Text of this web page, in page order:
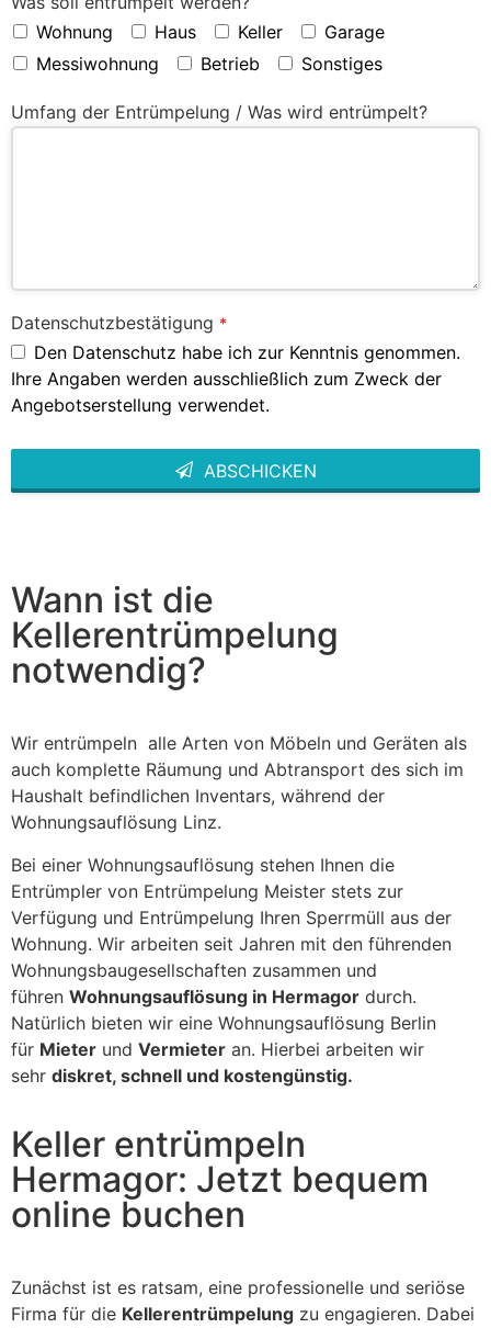
Wohnung
Haus Keller
Garage
Messiwohnung
Betrieb Sonstiges
Umfang der Entrümpelung / Was wird entrümpelt?
Datenschutzbestätigung *
Den Datenschutz habe ich zur Kenntnis genommen.
Ihre Angaben werden ausschließlich zum Zweck der
Angebotserstellung verwendet.
ABSCHICKEN
blank
Wann ist die
Kellerentrümpelung
notwendig?
Wir entrümpeln alle Arten von Möbeln und Geräten als
auch komplette Räumung und Abtransport des sich im
Haushalt befindlichen Inventars, während der
Wohnungsauflösung Linz.
Bei einer Wohnungsauflösung stehen Ihnen die
Entrümpler von Entrümpelung Meister stets zur
Verfügung und Entrümpelung Ihren Sperrmüll aus der
Wohnung. Wir arbeiten seit Jahren mit den führenden
Wohnungsbaugesellschaften zusammen und
führen Wohnungsauflösung in Hermagor durch.
Natürlich bieten wir eine Wohnungsauflösung Berlin
für Mieter und Vermieter an. Hierbei arbeiten wir
sehr diskret, schnell und kostengünstig.
Keller entrümpeln
Hermagor: Jetzt bequem
online buchen
Zunächst ist es ratsam, eine professionelle und seriöse
Firma für die Kellerentrümpelung zu engagieren. Dabei